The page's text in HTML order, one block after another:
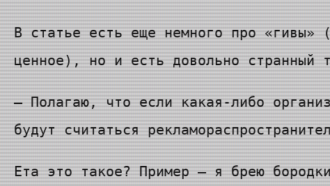
В статье есть еще немного про «гивы»
ценное), но и есть довольно странный
— Полагаю, что если какая-либо
будут считаться
Ета это такое? Пример — я брею